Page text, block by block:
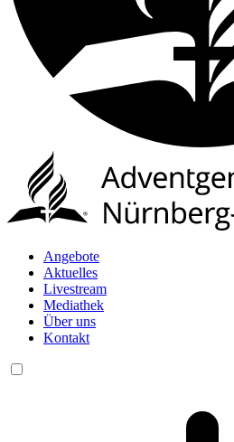
Angebote
Aktuelles
Livestream
Mediathek
Über uns
Kontakt